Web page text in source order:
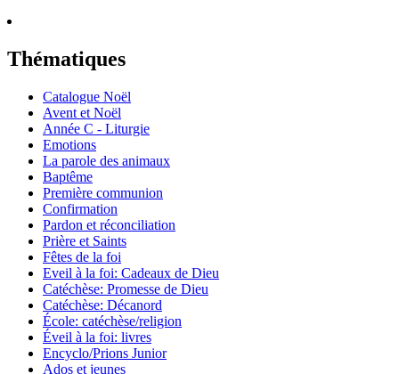
Thématiques
Catalogue Noël
Avent et Noël
Année C - Liturgie
Emotions
La parole des animaux
Baptême
Première communion
Confirmation
Pardon et réconciliation
Prière et Saints
Fêtes de la foi
Eveil à la foi: Cadeaux de Dieu
Catéchèse: Promesse de Dieu
Catéchèse: Décanord
École: catéchèse/religion
Éveil à la foi: livres
Encyclo/Prions Junior
Ados et jeunes